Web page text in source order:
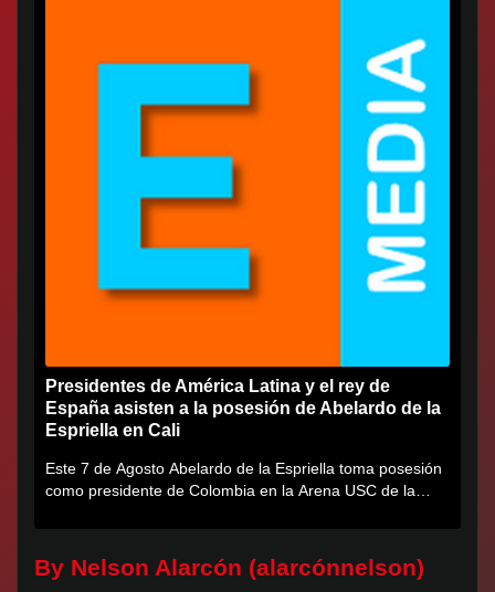
Presidentes de América Latina y el rey de
España asisten a la posesión de Abelardo de la
Espriella en Cali
Este 7 de Agosto Abelardo de la Espriella toma posesión
como presidente de Colombia en la Arena USC de la
By Nelson Alarcón (alarcónnelson)